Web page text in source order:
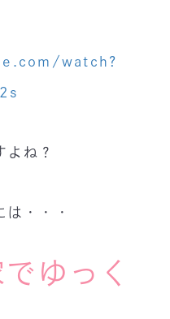
watch?
よね？
・・・
ゆっく